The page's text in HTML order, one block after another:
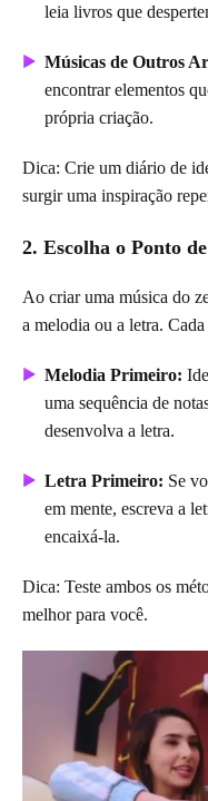
leia livros que
Músicas de Outros
encontrar elementos
própria criação.
Dica: Crie um diário de
surgir uma inspiração
2. Escolha o Ponto
Ao criar uma música do
a melodia ou a letra.
Melodia Primeiro:
uma sequência de
desenvolva a letra.
Letra Primeiro: Se
em mente, escreva a
encaixá-la.
Dica: Teste ambos os
melhor para você.